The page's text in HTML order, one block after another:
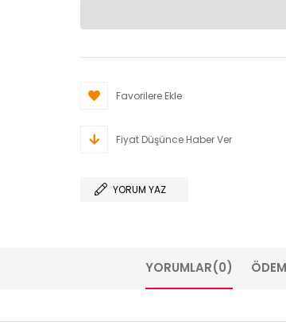
Favorilere Ekle
Fiyat Düşünce Haber Ver
YORUM YAZ
YORUMLAR(0)